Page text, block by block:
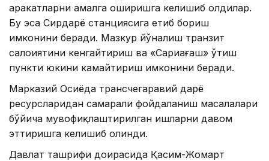
ҳаракатларни амалга оширишга келишиб олдилар.
Бу эса Сирдарё станциясига етиб бориш
имконини беради. Мазкур йўналиш транзит
салоҳиятини кенгайтириш ва «Сариағаш» ўтиш
пункти юкини камайтириш имконини беради.
Марказий Осиёда трансчегаравий дарё
ресурсларидан самарали фойдаланиш масалалари
бўйича мувофиқлаштирилган ишларни давом
эттиришга келишиб олинди.
Давлат ташрифи доирасида Қасим-Жомарт